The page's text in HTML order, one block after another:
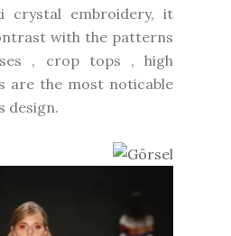
crystal embroidery, it
with the patterns
, crop tops , high
are the most noticable
design.